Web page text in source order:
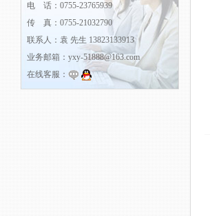
电 话：0755-23765939
传 真：0755-21032790
联系人：袁 先生 13823133913
业务邮箱：yxy-51888@163.com
在线客服：